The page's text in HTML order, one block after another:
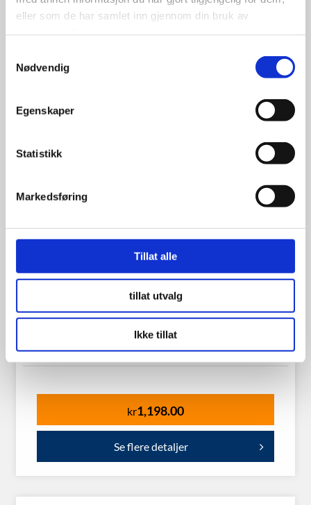
eller som de har samlet inn gjennom din bruk av
Nødvendig
Egenskaper
Statistikk
Markedsføring
Tillat alle
tillat utvalg
Ikke tillat
kr1,198.00
Se flere detaljer
Hvite Dekksider 15″
kr1,198.00
Se flere detaljer